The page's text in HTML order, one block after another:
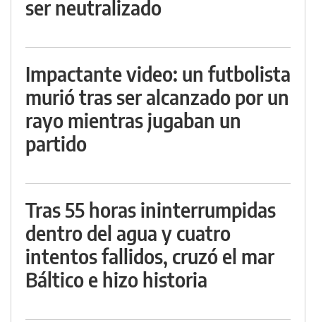
ser neutralizado
Impactante video: un futbolista
murió tras ser alcanzado por un
rayo mientras jugaban un
partido
Tras 55 horas ininterrumpidas
dentro del agua y cuatro
intentos fallidos, cruzó el mar
Báltico e hizo historia